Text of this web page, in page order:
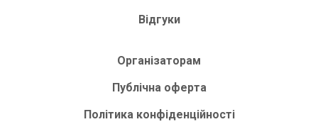
Відгуки
Організаторам
Публічна оферта
Політика конфіденційності